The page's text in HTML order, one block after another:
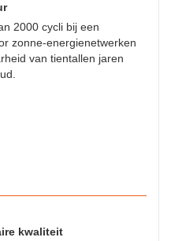
2000 cycli bij een
zonne-energienetwerken
van tientallen jaren
kwaliteit